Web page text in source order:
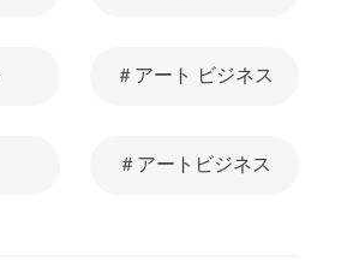
＃アート ビジネス
＃アートビジネス